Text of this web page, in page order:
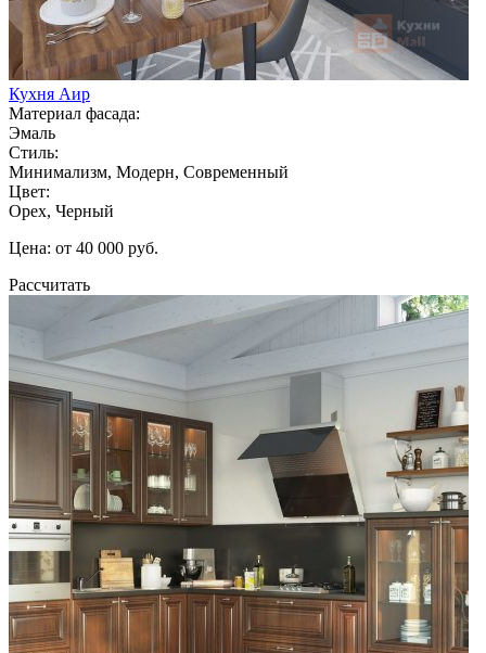
Кухня Аир
Материал фасада:
Эмаль
Стиль:
Минимализм, Модерн, Современный
Цвет:
Орех, Черный
Цена: от 40 000 руб.
Рассчитать